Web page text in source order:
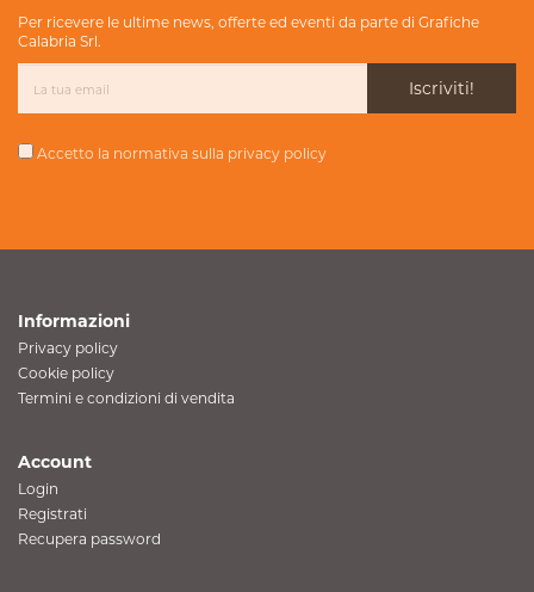
Per ricevere le ultime news, offerte ed eventi da parte di Grafiche
Calabria Srl.
Iscriviti!
Accetto la normativa sulla privacy policy
Informazioni
Privacy policy
Cookie policy
Termini e condizioni di vendita
Account
Login
Registrati
Recupera password